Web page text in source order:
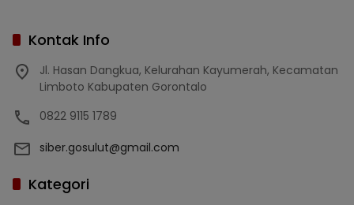
Kontak Info
Jl. Hasan Dangkua, Kelurahan Kayumerah, Kecamatan
Limboto Kabupaten Gorontalo
0822 9115 1789
siber.gosulut@gmail.com
Kategori